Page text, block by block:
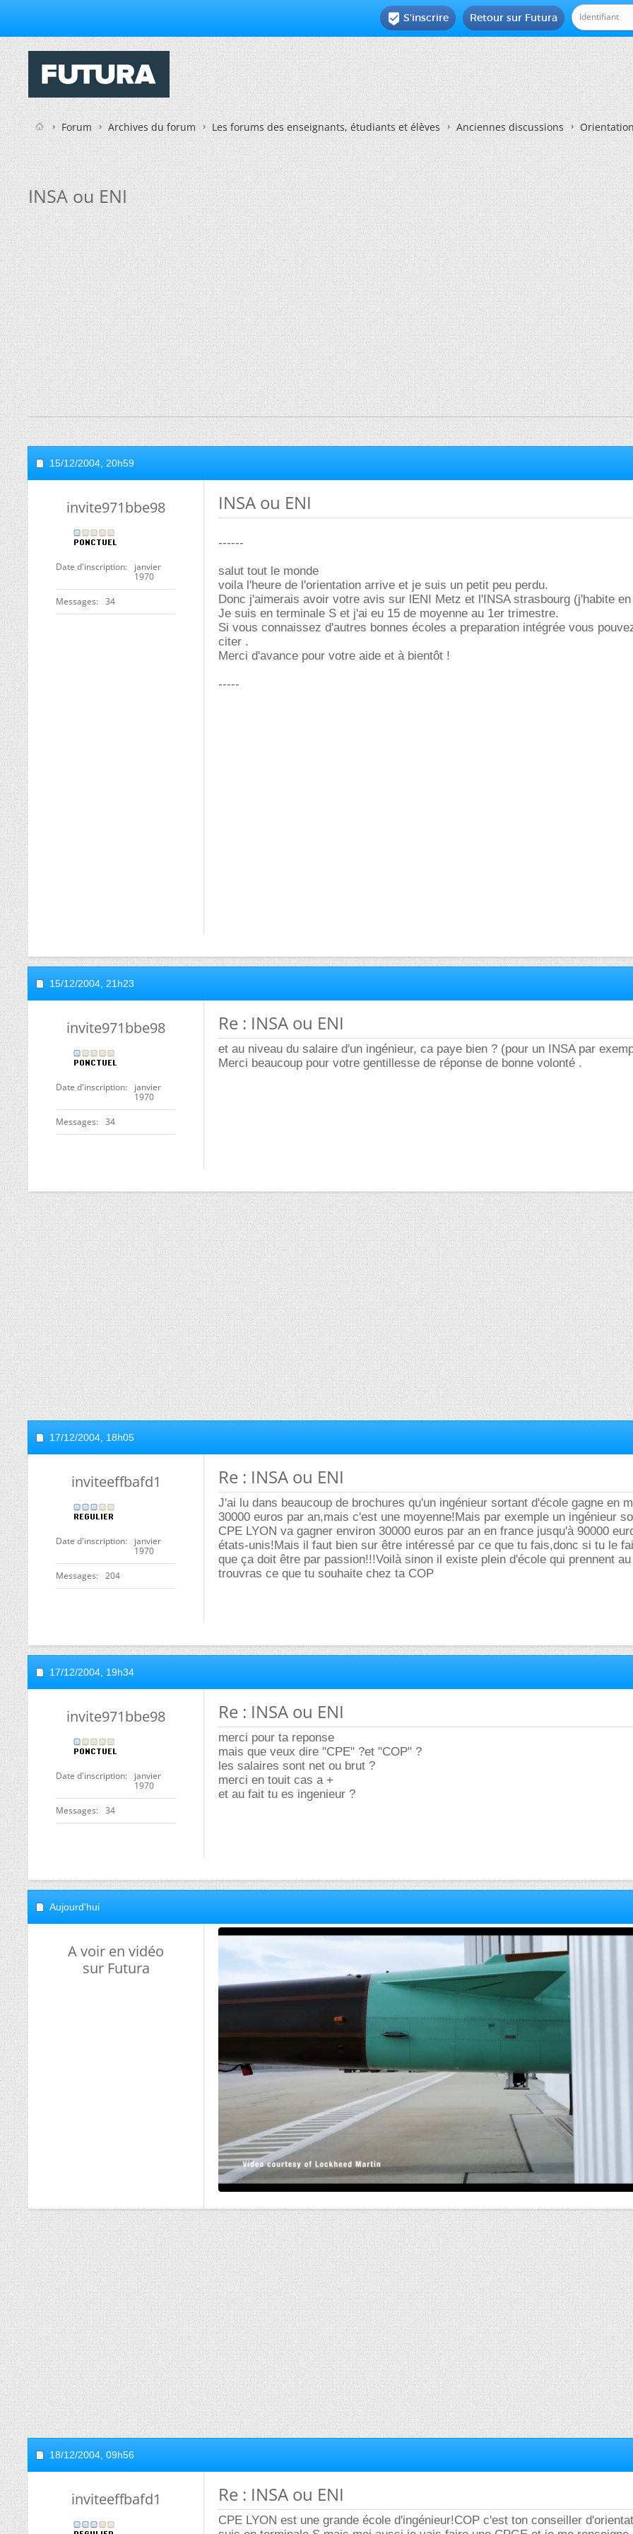
Retour sur Futura
 S'inscrire
Forum Archives du forum Les forums des enseignants, étudiants et élèves Anciennes discussions
INSA ou ENI
15/12/2004, 20h59
invite971bbe98
Date d'inscription
janvier
1970
Messages 34
INSA ou ENI
------
salut tout le monde
voila l'heure de l'orientation arrive et je suis un petit peu perdu.
Donc j'aimerais avoir votre avis sur lENI Metz et l'INSA strasbourg (j'habite
Je suis en terminale S et j'ai eu 15 de moyenne au 1er trimestre.
Si vous connaissez d'autres bonnes écoles a preparation intégrée vous
citer .
Merci d'avance pour votre aide et à bientôt !
-----
15/12/2004, 21h23
invite971bbe98
Date d'inscription
janvier
1970
Messages 34
Re : INSA ou ENI
et au niveau du salaire d'un ingénieur, ca paye bien ? (pour un INSA par
Merci beaucoup pour votre gentillesse de réponse de bonne volonté .
17/12/2004, 18h05
inviteeffbafd1
Date d'inscription
janvier
1970
Messages 204
Re : INSA ou ENI
J'ai lu dans beaucoup de brochures qu'un ingénieur sortant d'école gagne en
30000 euros par an,mais c'est une moyenne!Mais par exemple un ingénieur
CPE LYON va gagner environ 30000 euros par an en france jusqu'à 90000
états-unis!Mais il faut bien sur être intéressé par ce que tu fais,donc si tu le
que ça doit être par passion!!!Voilà sinon il existe plein d'école qui prennent
trouvras ce que tu souhaite chez ta COP
17/12/2004, 19h34
invite971bbe98
Date d'inscription
janvier
1970
Messages 34
Re : INSA ou ENI
merci pour ta reponse
mais que veux dire "CPE" ?et "COP" ?
les salaires sont net ou brut ?
merci en touit cas a +
et au fait tu es ingenieur ?
Aujourd'hui
A voir en vidéo
sur Futura
18/12/2004, 09h56
inviteeffbafd1 Re : INSA ou ENI
CPE LYON est une grande école d'ingénieur!COP c'est ton conseiller